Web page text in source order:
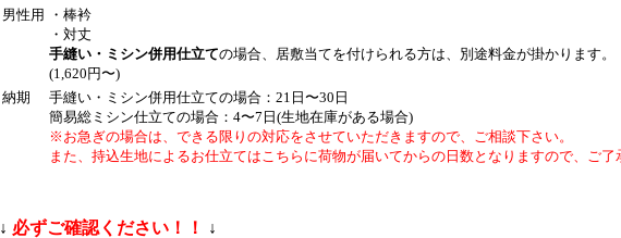
男性用
・棒衿
・対丈
手縫い・ミシン併用仕立ての場合、居敷当てを付けられる方は、別途料金が掛かります。
(1,620円〜)
納期
手縫い・ミシン併用仕立ての場合：21日〜30日
簡易総ミシン仕立ての場合：4〜7日(生地在庫がある場合)
※お急ぎの場合は、できる限りの対応をさせていただきますので、ご相談下さい。
また、持込生地によるお仕立てはこちらに荷物が届いてからの日数となりますので、ご了
↓ 必ずご確認ください！！ ↓